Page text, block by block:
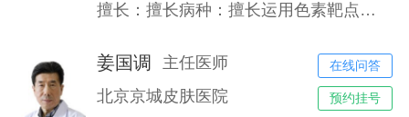
擅长：擅长病种：擅长运用色素靶点技术，治疗色素类疾病，如黄褐斑、雀斑、腋臭、老年斑、胎记、鲜红斑痣等各类色素色斑色素沉着有显著疗效。中西医联合治疗痤疮（痘痘肌肤、痘坑、痘印）、敏感性肌肤、毛细血管扩张、酒渣鼻、疤痕增生、脱发、湿疹、牛皮癣、白癜风、皮肤真菌感染等。
在线问答
预约挂号
姜国调
主任医师
北京京城皮肤医院